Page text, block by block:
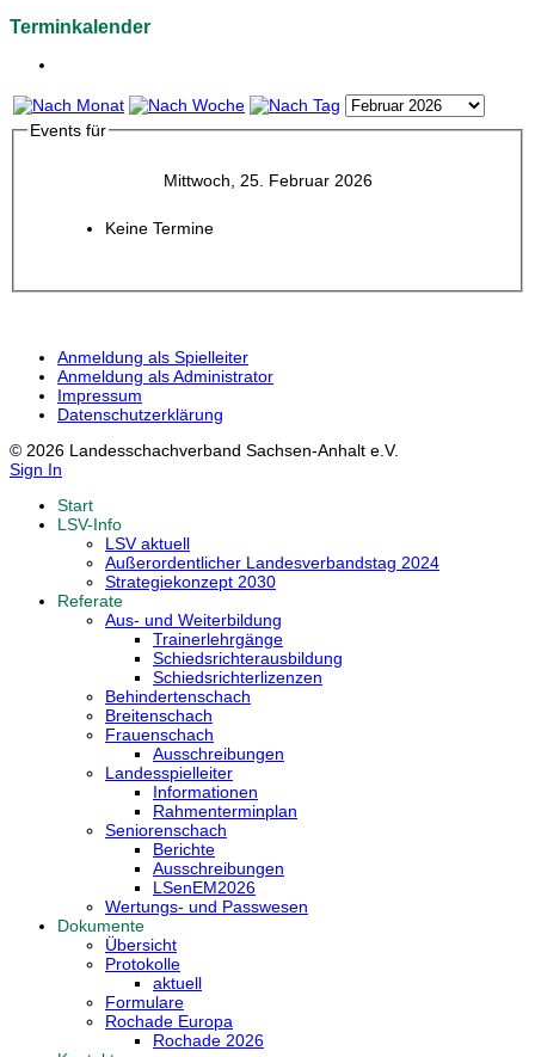
Terminkalender
Events für
Mittwoch, 25. Februar 2026
Keine Termine
Anmeldung als Spielleiter
Anmeldung als Administrator
Impressum
Datenschutzerklärung
© 2026 Landesschachverband Sachsen-Anhalt e.V.
Sign In
Start
LSV-Info
LSV aktuell
Außerordentlicher Landesverbandstag 2024
Strategiekonzept 2030
Referate
Aus- und Weiterbildung
Trainerlehrgänge
Schiedsrichterausbildung
Schiedsrichterlizenzen
Behindertenschach
Breitenschach
Frauenschach
Ausschreibungen
Landesspielleiter
Informationen
Rahmenterminplan
Seniorenschach
Berichte
Ausschreibungen
LSenEM2026
Wertungs- und Passwesen
Dokumente
Übersicht
Protokolle
aktuell
Formulare
Rochade Europa
Rochade 2026